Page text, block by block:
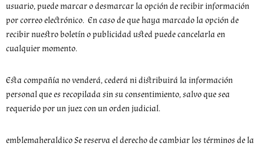
usuario, puede marcar o desmarcar la opción de recibir información
por correo electrónico. En caso de que haya marcado la opción de
recibir nuestro boletín o publicidad usted puede cancelarla en
cualquier momento.
Esta compañía no venderá, cederá ni distribuirá la información
personal que es recopilada sin su consentimiento, salvo que sea
requerido por un juez con un orden judicial.
emblemaheraldico Se reserva el derecho de cambiar los términos de la